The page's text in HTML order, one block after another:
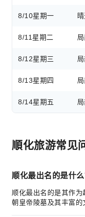
8/10星期一
8/11 星期二
8/12星期三
8/13星期四
8/14星期五
順化旅游常见
顺化最出名的是什么
顺化最出名的是其作
朝皇帝陵墓及其丰富的